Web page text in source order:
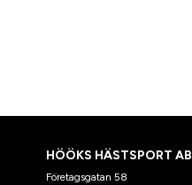
HÖÖKS HÄSTSPORT AB
Företagsgatan 58